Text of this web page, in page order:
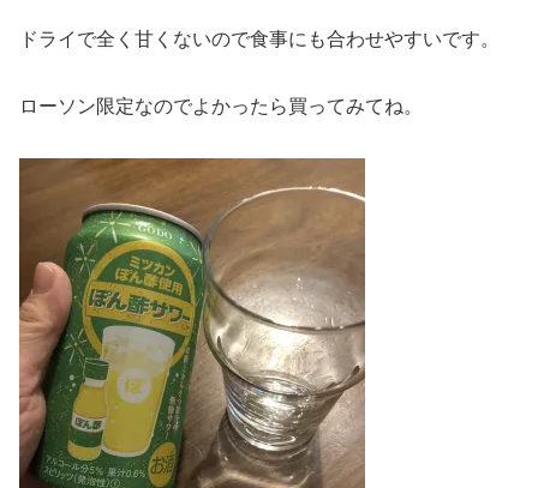
ドライで全く甘くないので食事にも合わせやすいです。
ローソン限定なのでよかったら買ってみてね。